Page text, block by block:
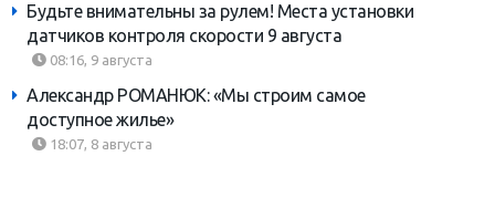
Будьте внимательны за рулем! Места установки
датчиков контроля скорости 9 августа
08:16, 9 августа
Александр РОМАНЮК: «Мы строим самое
доступное жилье»
18:07, 8 августа